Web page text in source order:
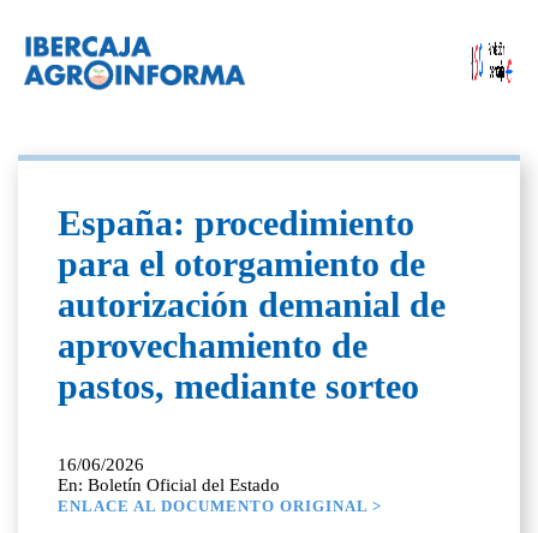
España: procedimiento
para el otorgamiento de
autorización demanial de
aprovechamiento de
pastos, mediante sorteo
16/06/2026
En: Boletín Oficial del Estado
ENLACE AL DOCUMENTO ORIGINAL >